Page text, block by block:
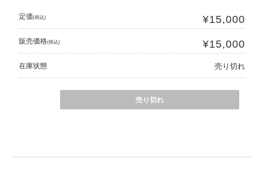
定価(税込) ¥15,000
販売価格(税込) ¥15,000
在庫状態 売り切れ
売り切れ